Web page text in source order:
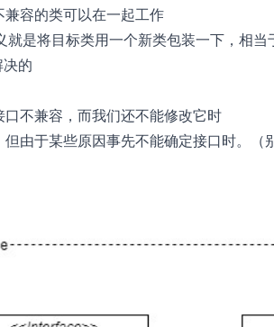
容的类可以在一起工作
是将目标类用一个新类包装一下，相当
的
不兼容，而我们还不能修改它时
由于某些原因事先不能确定接口时。（